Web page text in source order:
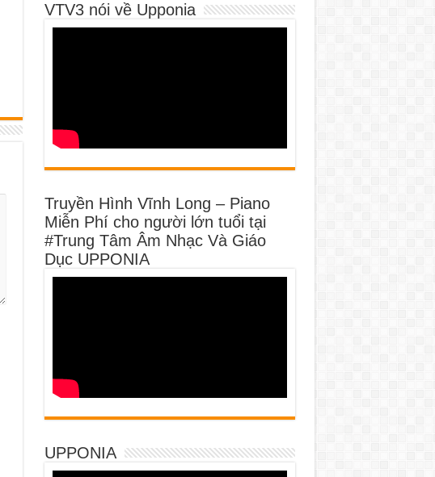
VTV3 nói về Upponia
Truyền Hình Vĩnh Long – Piano
Miễn Phí cho người lớn tuổi tại
#Trung Tâm Âm Nhạc Và Giáo
Dục UPPONIA
UPPONIA